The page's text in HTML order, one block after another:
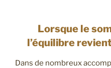
Lorsque le
l’équilibre
Dans de nombreux